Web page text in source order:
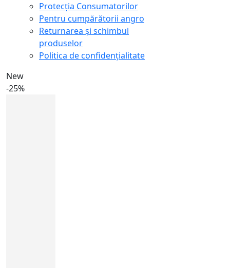
Protecţia Consumatorilor
Pentru cumpărătorii angro
Returnarea și schimbul
produselor
Politica de confidențialitate
New
-25%